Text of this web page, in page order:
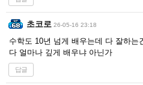
초코로 26-05-16 23:18
수학도 10년 넘게 배우는데 다 잘하는
다 얼마나 깊게 배우냐 아닌가
답글